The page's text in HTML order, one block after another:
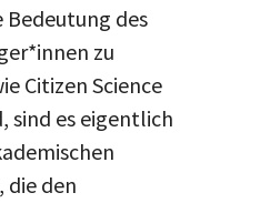
Bedeutung des
zu
Citizen Science
sind es eigentlich
die den